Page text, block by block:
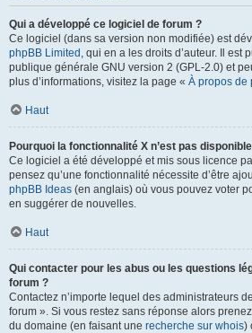
Qui a développé ce logiciel de forum ?
Ce logiciel (dans sa version non modifiée) est
phpBB Limited , qui en a les droits d’auteur. Il est
publique générale GNU version 2 (GPL-2.0) et
plus d’informations, visitez la page « À propos de
Haut
Pourquoi la fonctionnalité X n’est pas
Ce logiciel a été développé et mis sous licence
pensez qu’une fonctionnalité nécessite d’être
phpBB Ideas (en anglais) où vous pouvez voter
en suggérer de nouvelles.
Haut
Qui contacter pour les abus ou les questions
forum ?
Contactez n’importe lequel des administrateurs
forum ». Si vous restez sans réponse alors
du domaine (en faisant une recherche sur whois)